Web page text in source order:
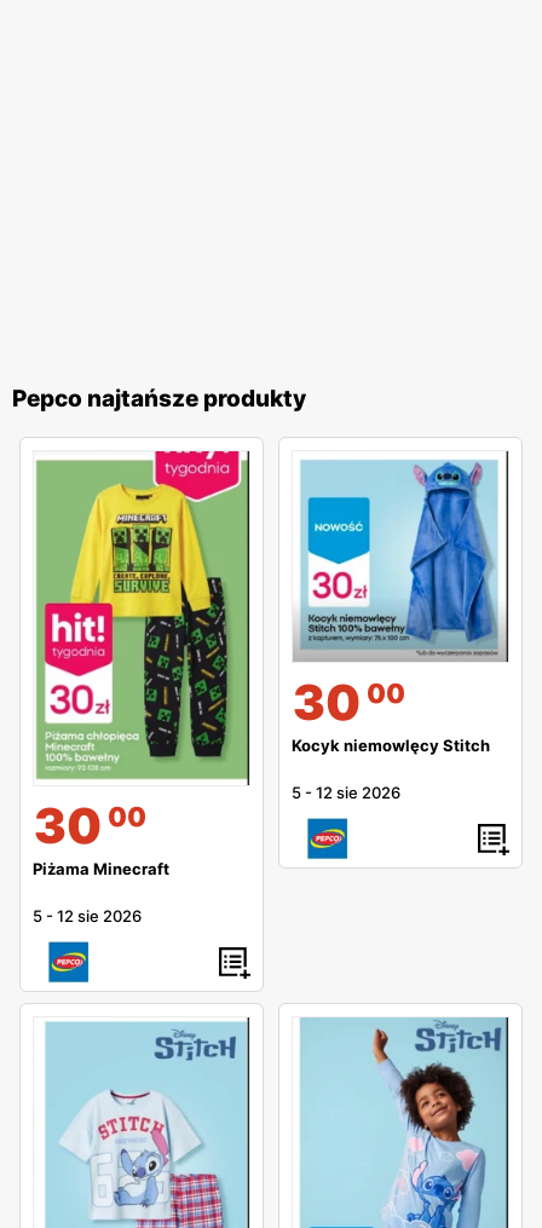
Pepco najtańsze produkty
30 00
Piżama Minecraft
5 -12 sie 2026
30 00
Kocyk niemowlęcy Stitch
5 -12 sie 2026